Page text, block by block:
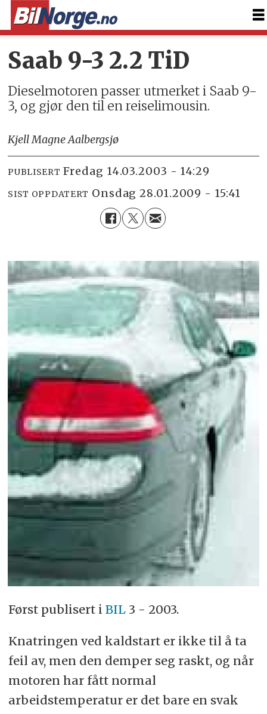
Saab 9-3 2.2 TiD
Dieselmotoren passer utmerket i Saab 9-
3, og gjør den til en reiselimousin.
Kjell Magne Aalbergsjø
PUBLISERT fredag 14.03.2003 - 14:29
SIST OPPDATERT onsdag 28.01.2009 - 15:41
Først publisert i BIL3 - 2003.
Knatringen ved kaldstart er ikke til å ta
feil av, men den demper seg raskt, og når
motoren har fått normal
arbeidstemperatur er det bare en svak